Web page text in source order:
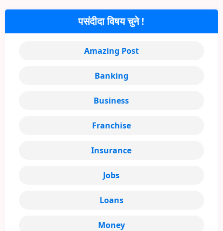
पसंदीदा विषय चुने !
Amazing Post
Banking
Business
Franchise
Insurance
Jobs
Loans
Money